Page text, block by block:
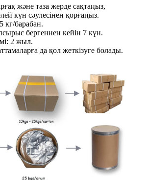
және таза жерде сақтаңыз,
күн сәулесінен қорғаңыз.
кг/барабан.
бергеннен кейін 7 күн.
2 жыл.
да қол жеткізуге болады.